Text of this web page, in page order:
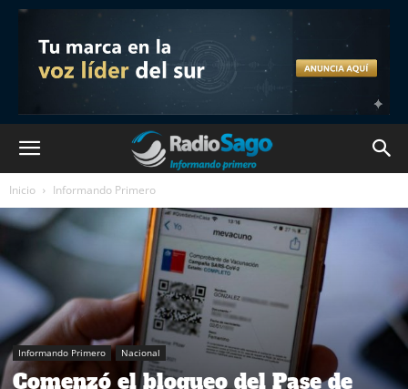
Inicio Informando Primero
Informando Primero Nacional
Comenzó el bloqueo del Pase de